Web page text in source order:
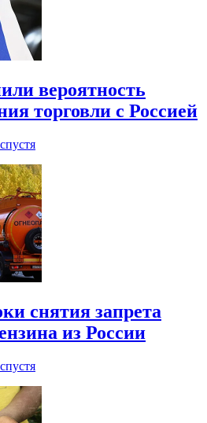
вероятность
торговли с Россией
снятия запрета
из России